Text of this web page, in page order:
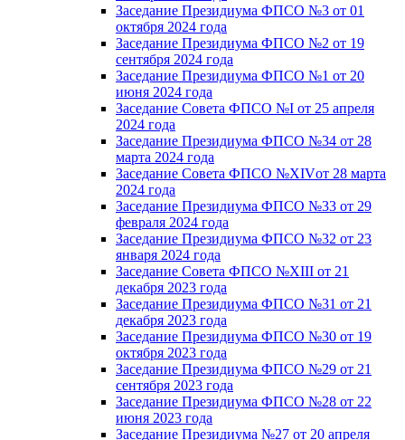
Заседание Президиума ФПСО №3 от 01
октября 2024 года
Заседание Президиума ФПСО №2 от 19
сентября 2024 года
Заседание Президиума ФПСО №1 от 20
июня 2024 года
Заседание Совета ФПСО №I от 25 апреля
2024 года
Заседание Президиума ФПСО №34 от 28
марта 2024 года
Заседание Совета ФПСО №XIVот 28 марта
2024 года
Заседание Президиума ФПСО №33 от 29
февраля 2024 года
Заседание Президиума ФПСО №32 от 23
января 2024 года
Заседание Совета ФПСО №XIII от 21
декабря 2023 года
Заседание Президиума ФПСО №31 от 21
декабря 2023 года
Заседание Президиума ФПСО №30 от 19
октября 2023 года
Заседание Президиума ФПСО №29 от 21
сентября 2023 года
Заседание Президиума ФПСО №28 от 22
июня 2023 года
Заседание Президиума №27 от 20 апреля